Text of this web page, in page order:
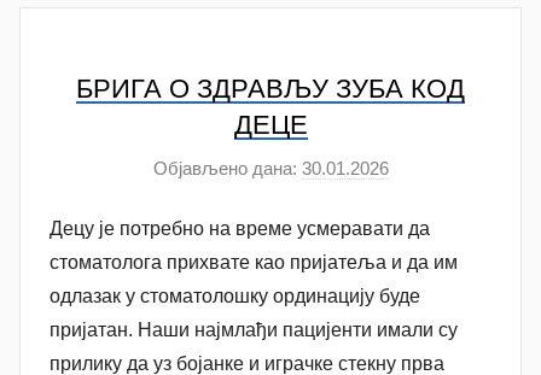
n
o
v
ć
БРИГА О ЗДРАВЉУ ЗУБА КОД
ДЕЦЕ
Објављено дана: 30.01.2026а
т
о
р
A
n
Децу је потребно на време усмеравати да
стоматолога прихвате као пријатеља и да им
одлазак у стоматолошку ординацију буде
пријатан. Наши најмлађи пацијенти имали су
прилику да уз бојанке и играчке стекну прва